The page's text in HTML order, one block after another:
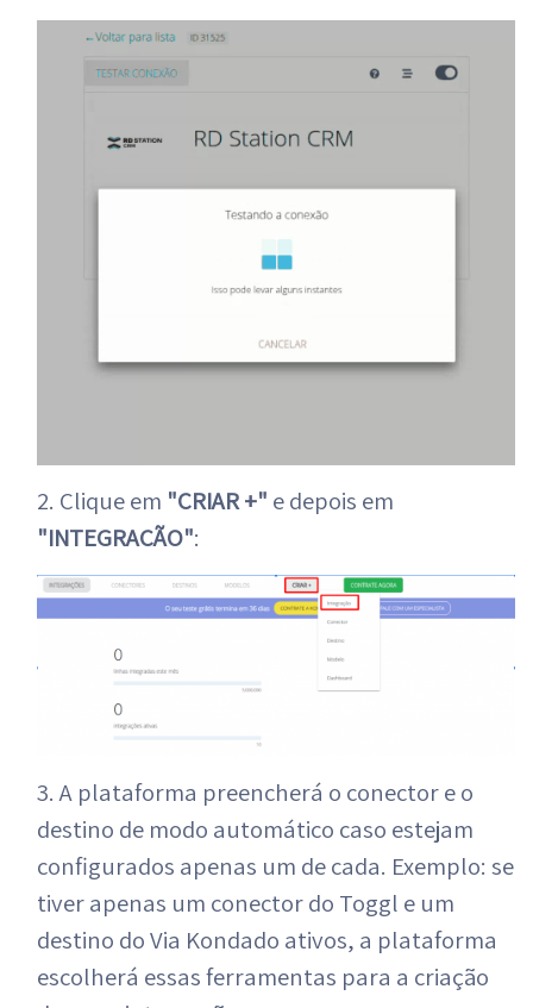
2. Clique em "CRIAR +" e depois em
"INTEGRAÇÃO":
3. A plataforma preencherá o conector e o
destino de modo automático caso estejam
configurados apenas um de cada. Exemplo: se
tiver apenas um conector do Toggl e um
destino do Via Kondado ativos, a plataforma
escolherá essas ferramentas para a criação